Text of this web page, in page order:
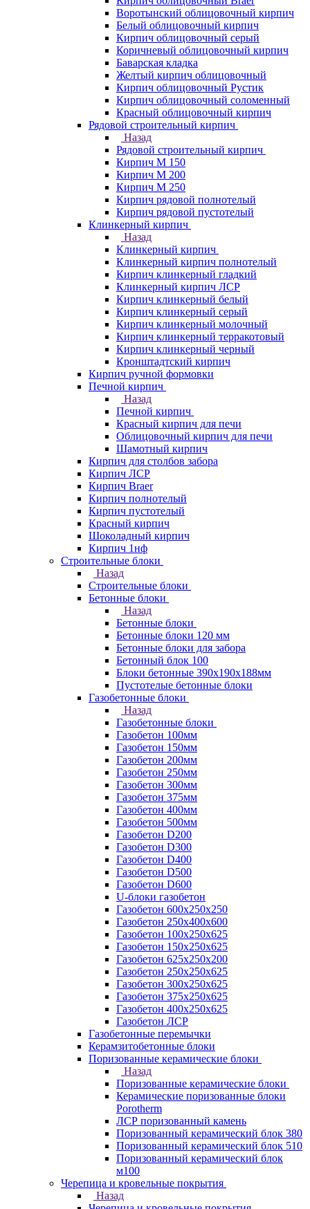
Воротынский облицовочный кирпич
Белый облицовочный кирпич
Кирпич облицовочный серый
Коричневый облицовочный кирпич
Баварская кладка
Желтый кирпич облицовочный
Кирпич облицовочный Рустик
Кирпич облицовочный соломенный
Красный облицовочный кирпич
Рядовой строительный кирпич
Назад
Рядовой строительный кирпич
Кирпич М 150
Кирпич М 200
Кирпич М 250
Кирпич рядовой полнотелый
Кирпич рядовой пустотелый
Клинкерный кирпич
Назад
Клинкерный кирпич
Клинкерный кирпич полнотелый
Кирпич клинкерный гладкий
Клинкерный кирпич ЛСР
Кирпич клинкерный белый
Кирпич клинкерный серый
Кирпич клинкерный молочный
Кирпич клинкерный терракотовый
Кирпич клинкерный черный
Кронштадтский кирпич
Кирпич ручной формовки
Печной кирпич
Назад
Печной кирпич
Красный кирпич для печи
Облицовочный кирпич для печи
Шамотный кирпич
Кирпич для столбов забора
Кирпич ЛСР
Кирпич Braer
Кирпич полнотелый
Кирпич пустотелый
Красный кирпич
Шоколадный кирпич
Кирпич 1нф
Строительные блоки
Назад
Строительные блоки
Бетонные блоки
Назад
Бетонные блоки
Бетонные блоки 120 мм
Бетонные блоки для забора
Бетонный блок 100
Блоки бетонные 390х190х188мм
Пустотелые бетонные блоки
Газобетонные блоки
Назад
Газобетонные блоки
Газобетон 100мм
Газобетон 150мм
Газобетон 200мм
Газобетон 250мм
Газобетон 300мм
Газобетон 375мм
Газобетон 400мм
Газобетон 500мм
Газобетон D200
Газобетон D300
Газобетон D400
Газобетон D500
Газобетон D600
U-блоки газобетон
Газобетон 600x250x250
Газобетон 250x400x600
Газобетон 100х250х625
Газобетон 150х250х625
Газобетон 625х250х200
Газобетон 250х250х625
Газобетон 300х250х625
Газобетон 375х250х625
Газобетон 400х250х625
Газобетон ЛСР
Газобетонные перемычки
Керамзитобетонные блоки
Поризованные керамические блоки
Назад
Поризованные керамические блоки
Керамические поризованные блоки
Porotherm
ЛСР поризованный камень
Поризованный керамический блок 380
Поризованный керамический блок 510
Поризованный керамический блок
м100
Черепица и кровельные покрытия
Назад